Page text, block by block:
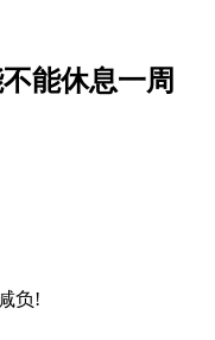
能休息一周
负!